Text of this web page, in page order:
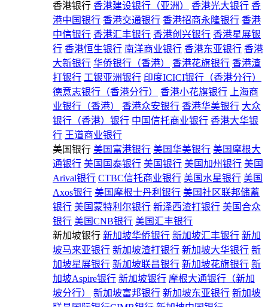
香港银行 香港建设银行（亚洲） 香港光大银行 香
港中国银行 香港交通银行 香港招商永隆银行 香港
中信银行 香港汇丰银行 香港创兴银行 香港星展银
行 香港恒生银行 南洋商业银行 香港东亚银行 香港
大新银行 华侨银行（香港） 香港花旗银行 香港渣
打银行 工银亚洲银行 印度ICICI银行（香港分行）
德意志银行（香港分行）
香港小花旗银行
上海商
业银行（香港）
香港众安银行 香港华美银行 大众
银行（香港）银行 中国信托商业银行 香港大华银
行 王道商业银行
美国银行 美国富港银行 美国华美银行 美国摩根大
通银行 美国国泰银行 美国银行 美国加州银行 美国
Arival银行 CTBC信托商业银行 美国水星银行 美国
Axos银行 美国摩根士丹利银行 美国社区联邦储蓄
银行 美国蒙特利尔银行 新泽西渣打银行 美国合众
银行 美国CNB银行 美国汇丰银行
新加坡银行 新加坡华侨银行 新加坡汇丰银行 新加
坡马来亚银行 新加坡渣打银行 新加坡大华银行 新
加坡星展银行 新加坡联昌银行 新加坡花旗银行 新
加坡Aspire银行 新加坡银行 摩根大通银行（新加
坡分行）
新加坡富邦银行 新加坡东亚银行 新加坡